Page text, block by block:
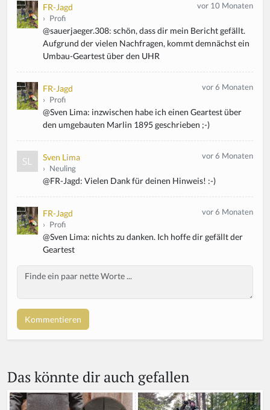
FR-Jagd
› Profi
vor 10 Monaten
@sauerjaeger.308: schön, dass dir mein Bericht gefällt.
Aufgrund der vielen Nachfragen, kommt demnächst ein
Umbau-Geartest über den UHR
FR-Jagd
› Profi
vor 6 Monaten
@Sven Lima: inzwischen habe ich einen Geartest über
den umgebauten Marlin 1895 geschrieben ;-)
Sven Lima
› Neuling
vor 6 Monaten
@FR-Jagd: Vielen Dank für deinen Hinweis! :-)
FR-Jagd
› Profi
vor 6 Monaten
@Sven Lima: nichts zu danken. Ich hoffe dir gefällt der
Geartest
Body
Das könnte dir auch gefallen